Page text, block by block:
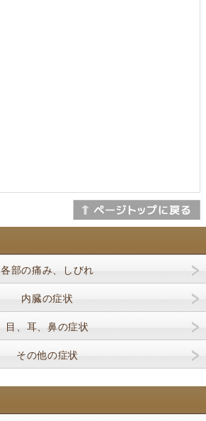
各部の痛み、しびれ
内臓の症状
目、耳、鼻の症状
その他の症状